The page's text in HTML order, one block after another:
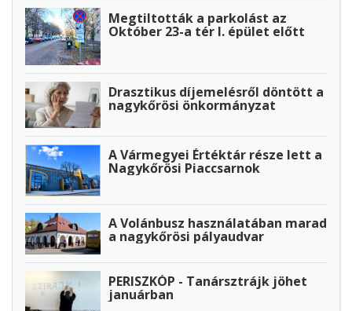
Megtiltották a parkolást az
Október 23-a tér I. épület előtt
Drasztikus díjemelésről döntött a
nagykőrösi önkormányzat
A Vármegyei Értéktár része lett a
Nagykőrösi Piaccsarnok
A Volánbusz használatában marad
a nagykőrösi pályaudvar
PERISZKÓP - Tanársztrájk jöhet
januárban